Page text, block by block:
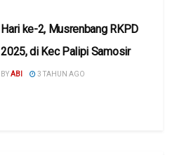
Hari ke-2, Musrenbang RKPD
2025, di Kec Palipi Samosir
BYABI 3 TAHUN AGO